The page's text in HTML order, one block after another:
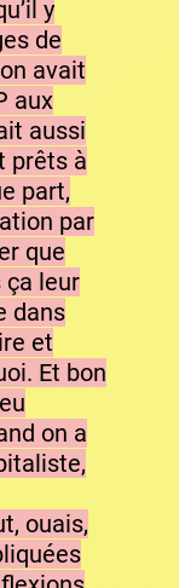
y
de
avait
aux
aussi
prêts à
part,
par
que
ça leur
dans
et
Et bon
on a
ouais,